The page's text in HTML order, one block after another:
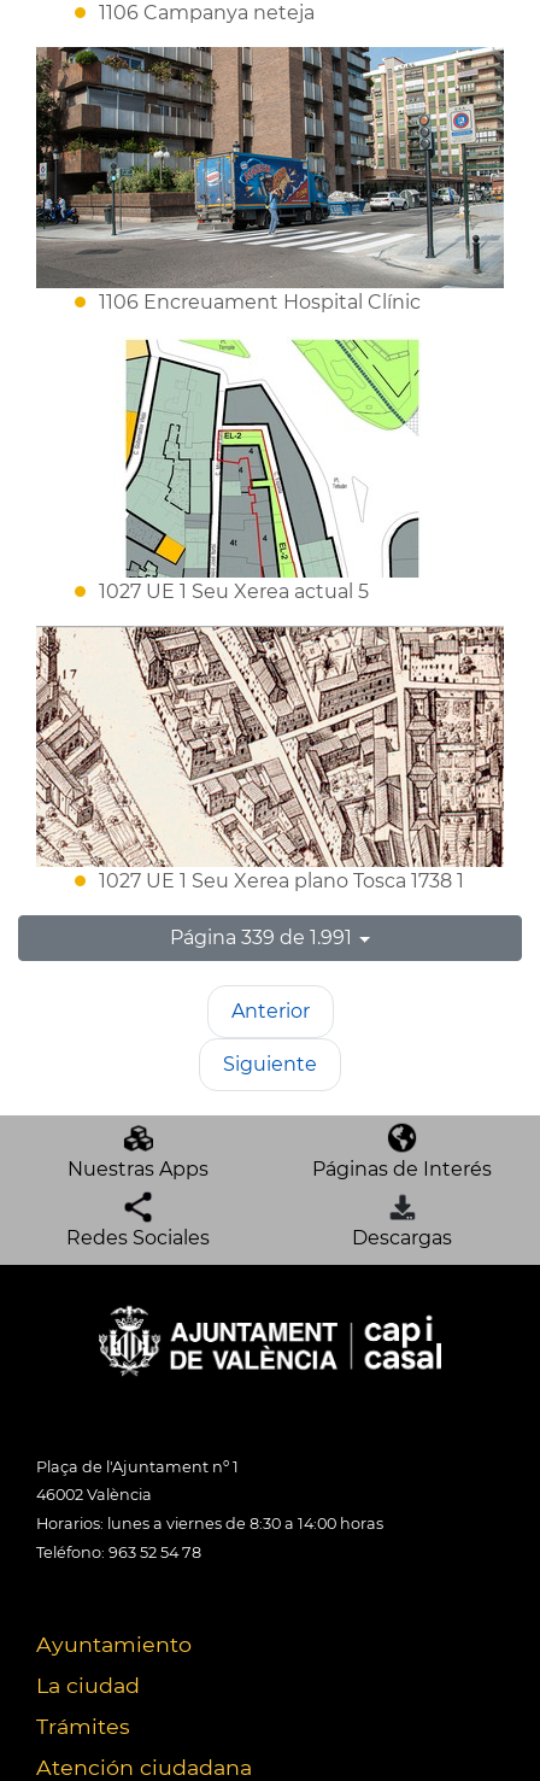
1106 Campanya neteja
1106 Encreuament Hospital Clínic
1027 UE 1 Seu Xerea actual 5
1027 UE 1 Seu Xerea plano Tosca 1738 1
Página 339 de 1.991
Anterior
Siguiente
Nuestras Apps Páginas de Interés
Redes Sociales Descargas
Plaça de l'Ajuntament nº 1
46002 València
Horarios: lunes a viernes de 8:30 a 14:00 horas
Teléfono: 963 52 54 78
Ayuntamiento
La ciudad
Trámites
Atención ciudadana